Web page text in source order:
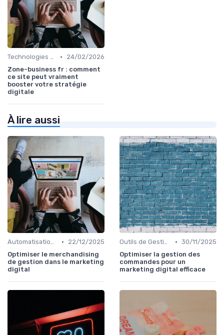
Technologies de Marketing Digital •
24/02/2026
Zone-business fr : comment
ce site peut vraiment
booster votre stratégie
digitale
À lire aussi
Automatisation du Marketing •
22/12/2025
Optimiser le merchandising
de gestion dans le marketing
digital
Outils de Gestion de Campagnes • 30/11/2025
Optimiser la gestion des
commandes pour un
marketing digital efficace